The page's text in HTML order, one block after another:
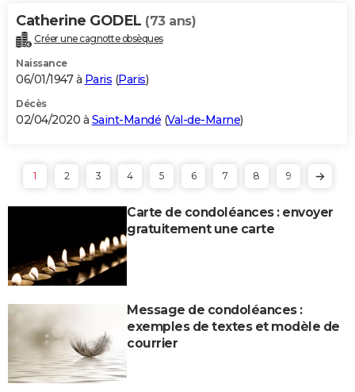
Catherine GODEL (73 ans)
Créer une cagnotte obsèques
Naissance
06/01/1947 à Paris (Paris)
Décès
02/04/2020 à Saint-Mandé (Val-de-Marne)
1 2 3 4 5 6 7 8 9
Carte de condoléances : envoyer
gratuitement une carte
Message de condoléances :
exemples de textes et modèle de
courrier